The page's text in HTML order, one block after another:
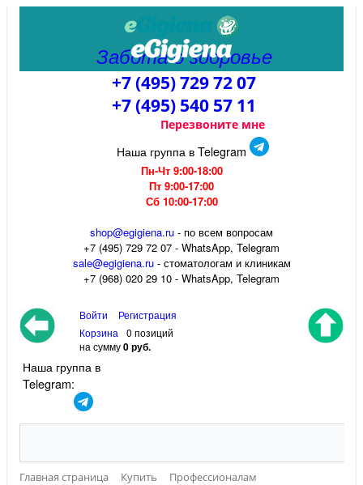
Забота о здоровье
+7 (495) 729 72 07
+7 (495) 540 57 11
Перезвоните мне
Наша группа в Telegram
Пн-Чт 9:00-18:00
Пт 9:00-17:00
Сб 10:00-17:00
shop@egigiena.ru - по всем вопросам
‎+7 (495) 729 72 07 - WhatsApp, Telegram
sale@egigiena.ru- стоматологам и клиникам
+7 (968) 020 29 10 - WhatsApp, Telegram
Войти
Регистрация
Корзина
0 позиций
на сумму0 руб.
Наша группа в
Telegram:
Главная страница Купить
Профессионалам